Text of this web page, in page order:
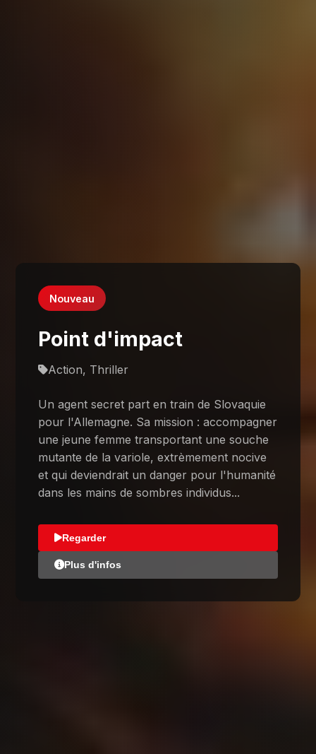
Nouveau
Point d'impact
Action, Thriller
Un agent secret part en train de Slovaquie
pour l'Allemagne. Sa mission : accompagner
une jeune femme transportant une souche
mutante de la variole, extrèmement nocive
et qui deviendrait un danger pour l'humanité
dans les mains de sombres individus...
Regarder
Plus d'infos